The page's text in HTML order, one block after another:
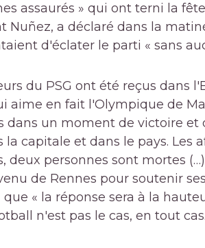
assaurés » qui ont terni la
Nuñez, a déclaré dans la
d'éclater le parti « sans
du PSG ont été reçus dans
aime en fait l'Olympique de
dans un moment de victoire
la capitale et dans le pays. Les
deux personnes sont mortes
de Rennes pour soutenir
« la réponse sera à la
n'est pas le cas, en tout